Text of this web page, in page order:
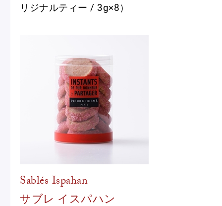
リジナルティー / 3g×8）
Sablés Ispahan
サブレ イスパハン